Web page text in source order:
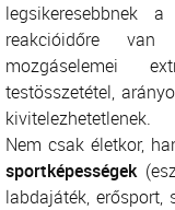
legsikeresebbnek
reakcióidőre
mozgáselemei
testösszetétel,
kivitelezhetetlenek.
Nem csak életkor,
sportképességek
labdajáték, erősport,